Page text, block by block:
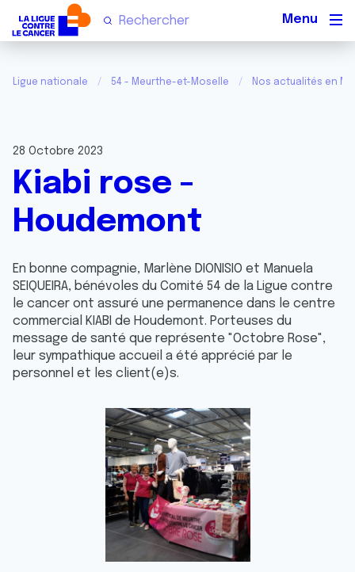
Ligue nationale 54 - Meurthe-et-Moselle Nos actualités en
28 Octobre 2023
Kiabi rose -
Houdemont
En bonne compagnie, Marlène DIONISIO et Manuela
SEIQUEIRA, bénévoles du Comité 54 de la Ligue contre
le cancer ont assuré une permanence dans le centre
commercial KIABI de Houdemont. Porteuses du
message de santé que représente "Octobre Rose",
leur sympathique accueil a été apprécié par le
personnel et les client(e)s.